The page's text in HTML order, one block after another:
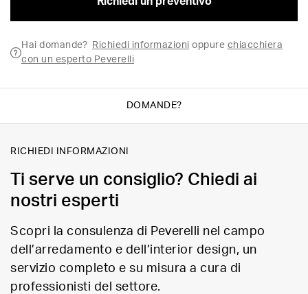
Hai domande? Richiedi informazioni oppure chiacchiera
con un esperto Peverelli
DOMANDE?
RICHIEDI INFORMAZIONI
Ti serve un consiglio? Chiedi ai
nostri esperti
Scopri la consulenza di Peverelli nel campo
dell’arredamento e dell’interior design, un
servizio completo e su misura a cura di
professionisti del settore.